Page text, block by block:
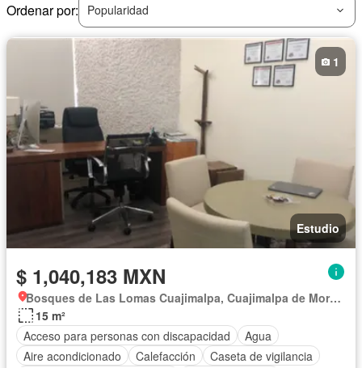
Ordenar por:
Popularidad
Estudio
1
$ 1,040,183 MXN
Bosques de Las Lomas Cuajimalpa, Cuajimalpa de Morelos
15 m²
Acceso para personas con discapacidad
Agua
Aire acondicionado
Calefacción
Caseta de vigilancia